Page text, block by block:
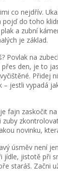
co nejdřív.
pojď do toho
a zubní
je základ.
Povlak na
den, je to
Přidej
– jestli vypadá
fajn zaskočit
zuby
novinku,
úsměv není
jídle, jistotě při
staráš. Začni